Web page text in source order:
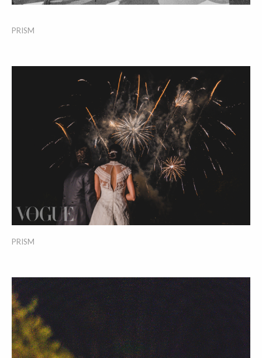
PRISM
PRISM